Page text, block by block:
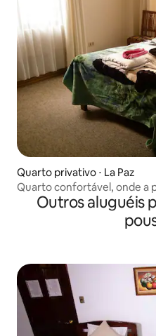
Quarto privativo ⋅ La Paz
Quarto confortável, onde a
Outros aluguéis